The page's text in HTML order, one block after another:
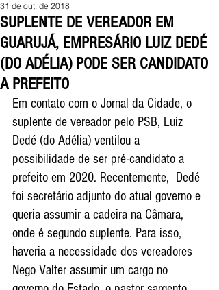
SUPLENTE DE VEREADOR EM
GUARUJÁ, EMPRESÁRIO LUIZ DEDÉ
(DO ADÉLIA) PODE SER CANDIDATO
A PREFEITO
31 de out. de 2018
Em contato com o Jornal da Cidade, o
suplente de vereador pelo PSB, Luiz
Dedé (do Adélia) ventilou a
possibilidade de ser pré-candidato a
prefeito em 2020. Recentemente,  Dedé
foi secretário adjunto do atual governo e
queria assumir a cadeira na Câmara,
onde é segundo suplente. Para isso,
haveria a necessidade dos vereadores
Nego Valter assumir um cargo no